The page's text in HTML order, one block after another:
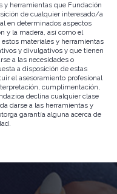
y herramientas que Fundación
de cualquier interesado/a
en determinados aspectos
y la madera, así como el
materiales y herramientas
y divulgativos y que tienen
a las necesidades o
a disposición de estas
el asesoramiento profesional
cumplimentación,
declina cualquier clase
darse a las herramientas y
garantía alguna acerca de